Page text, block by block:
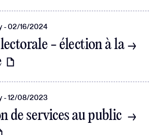
02/16/2024
- élection à la
12/08/2023
de services au public